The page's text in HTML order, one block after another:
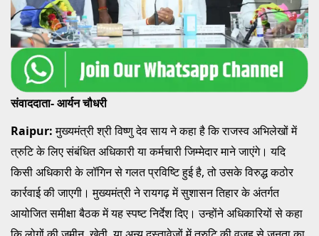
संवाददाता- आर्यन चौधरी
Raipur:मुख्यमंत्री श्री विष्णु देव साय ने कहा है कि राजस्व अभिलेखों में
त्रुटि के लिए संबंधित अधिकारी या कर्मचारी जिम्मेदार माने जाएंगे। यदि
किसी अधिकारी के लॉगिन से गलत प्रविष्टि हुई है, तो उसके विरुद्ध कठोर
कार्रवाई की जाएगी। मुख्यमंत्री ने रायगढ़ में सुशासन तिहार के अंतर्गत
आयोजित समीक्षा बैठक में यह स्पष्ट निर्देश दिए। उन्होंने अधिकारियों से कहा